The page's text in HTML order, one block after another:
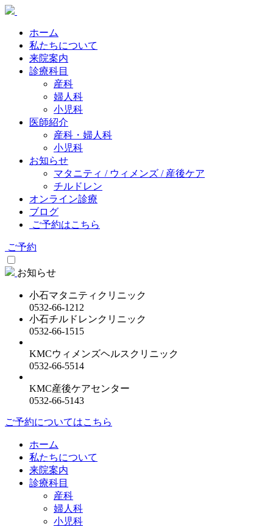
ホーム
私たちについて
来院案内
診療科目
産科
婦人科
小児科
医師紹介
産科・婦人科
小児科
お知らせ
マタニティ / ウィメンズ / 産後ケア
チルドレン
オンライン診療
ブログ
ご予約はこちら
ご予約
お知らせ
小石マタニティクリニック
0532-66-1212
小石チルドレンクリニック
0532-66-1515
KMCウィメンズヘルスクリニック
0532-66-5514
KMC産後ケアセンター
0532-66-5143
ご予約についてはこちら
ホーム
私たちについて
来院案内
診療科目
産科
婦人科
小児科